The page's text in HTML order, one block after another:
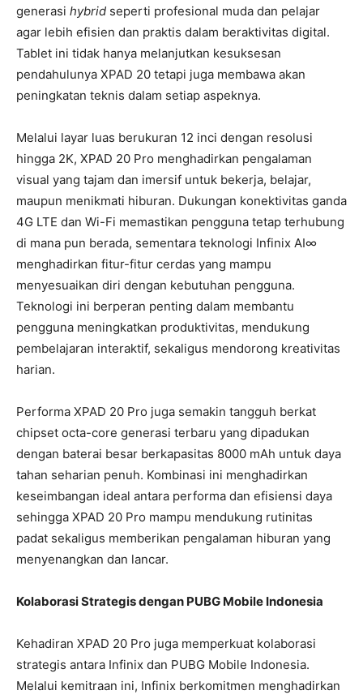
generasi hybrid seperti profesional muda dan pelajar
agar lebih efisien dan praktis dalam beraktivitas digital.
Tablet ini tidak hanya melanjutkan kesuksesan
pendahulunya XPAD 20 tetapi juga membawa akan
peningkatan teknis dalam setiap aspeknya.
Melalui layar luas berukuran 12 inci dengan resolusi
hingga 2K, XPAD 20 Pro menghadirkan pengalaman
visual yang tajam dan imersif untuk bekerja, belajar,
maupun menikmati hiburan. Dukungan konektivitas ganda
4G LTE dan Wi-Fi memastikan pengguna tetap terhubung
di mana pun berada, sementara teknologi Infinix AI∞
menghadirkan fitur-fitur cerdas yang mampu
menyesuaikan diri dengan kebutuhan pengguna.
Teknologi ini berperan penting dalam membantu
pengguna meningkatkan produktivitas, mendukung
pembelajaran interaktif, sekaligus mendorong kreativitas
harian.
Performa XPAD 20 Pro juga semakin tangguh berkat
chipset octa-core generasi terbaru yang dipadukan
dengan baterai besar berkapasitas 8000 mAh untuk daya
tahan seharian penuh. Kombinasi ini menghadirkan
keseimbangan ideal antara performa dan efisiensi daya
sehingga XPAD 20 Pro mampu mendukung rutinitas
padat sekaligus memberikan pengalaman hiburan yang
menyenangkan dan lancar.
Kolaborasi Strategis dengan PUBG Mobile Indonesia
Kehadiran XPAD 20 Pro juga memperkuat kolaborasi
strategis antara Infinix dan PUBG Mobile Indonesia.
Melalui kemitraan ini, Infinix berkomitmen menghadirkan